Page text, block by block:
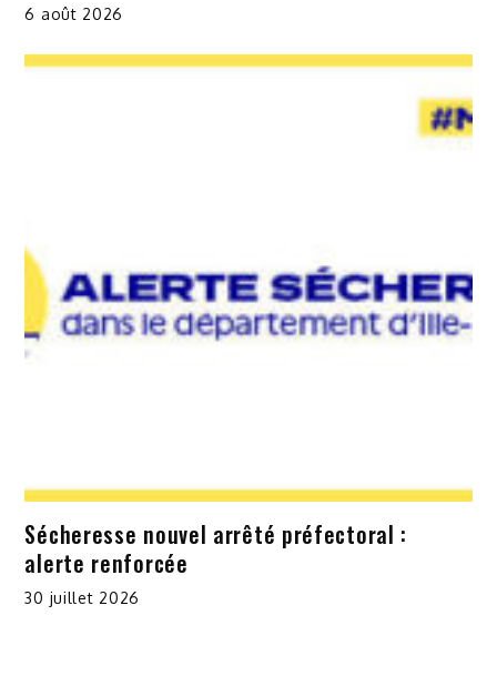
6 août 2026
Sécheresse nouvel arrêté préfectoral :
alerte renforcée
30 juillet 2026